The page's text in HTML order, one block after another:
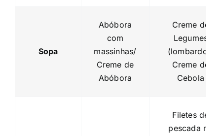
Sopa
Abóbora
com
massinhas/
Creme de
Abóbora
Creme de
Legumes
(lombardo)/
Creme de
Cebola
Filetes de
pescada no